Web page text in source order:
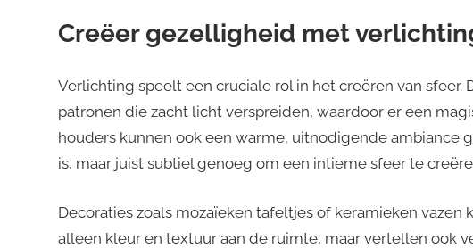
Creëer gezelligheid met
Verlichting speelt een cruciale rol in het creëren van sfeer.
patronen die zacht licht verspreiden, waardoor er een
houders kunnen ook een warme, uitnodigende ambiance
is, maar juist subtiel genoeg om een intieme sfeer te
Decoraties zoals mozaïeken tafeltjes of keramieken
alleen kleur en textuur aan de ruimte, maar vertellen ook